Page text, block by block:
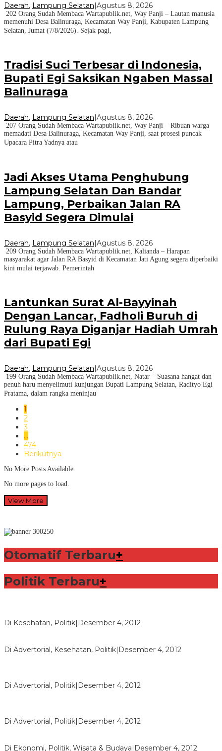
Daerah, Lampung Selatan|Agustus 8, 2026
202 Orang Sudah Membaca Wartapublik.net, Way Panji – Lautan manusia
memenuhi Desa Balinuraga, Kecamatan Way Panji, Kabupaten Lampung
Selatan, Jumat (7/8/2026). Sejak pagi,
Tradisi Suci Terbesar di Indonesia,
Bupati Egi Saksikan Ngaben Massal
Balinuraga
Daerah, Lampung Selatan Agustus 8, 2026
207 Orang Sudah Membaca Wartapublik.net, Way Panji – Ribuan warga
memadati Desa Balinuraga, Kecamatan Way Panji, saat prosesi puncak
Upacara Pitra Yadnya atau
Jadi Akses Utama Penghubung
Lampung Selatan Dan Bandar
Lampung, Perbaikan Jalan RA
Basyid Segera Dimulai
Daerah, Lampung Selatan|Agustus 8, 2026
209 Orang Sudah Membaca Wartapublik.net, Kalianda – Harapan
masyarakat agar Jalan RA Basyid di Kecamatan Jati Agung segera diperbaiki
kini mulai terjawab. Pemerintah
Lantunkan Surat Al-Bayyinah
Dengan Lancar, Fadholi Buruh di
Rulung Raya Diganjar Hadiah Umrah
dari Bupati Egi
Daerah, Lampung Selatan Agustus 8, 2026
199 Orang Sudah Membaca Wartapublik.net, Natar – Suasana hangat dan
penuh haru menyelimuti kunjungan Bupati Lampung Selatan, Radityo Egi
Pratama, dalam rangka meninjau
1
2
3
…
474
Berikutnya
No More Posts Available.
No more pages to load.
View More
Otomatif Terbaru+
Politik Terbaru+
Di Kesehatan, Politik Desember 4, 2012
Di Advertorial, Kesehatan, Politik Desember 4, 2012
Di Advertorial, Politik Desember 4, 2012
Di Advertorial, Politik Desember 4, 2012
Di Ekonomi, Politik, Wisata & Budaya Desember 4, 2012